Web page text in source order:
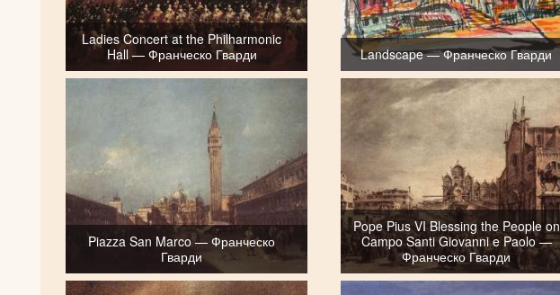
Ladies Concert at the Philharmonic
Hall — Франческо Гварди
Landscape — Франческо Гварди
Piazza San Marco — Франческо
Гварди
Pope Pius VI Blessing the People on
Campo Santi Giovanni e Paolo —
Франческо Гварди